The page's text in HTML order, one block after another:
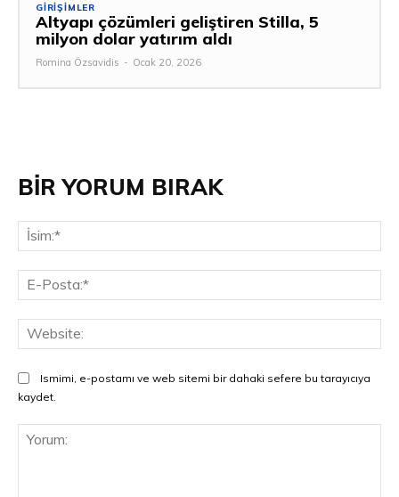
GIRIŞIMLER
Altyapı çözümleri geliştiren Stilla, 5
milyon dolar yatırım aldı
Romina Özsavidis - Ocak 20, 2026
BİR YORUM BIRAK
Ismimi, e-postamı ve web sitemi bir dahaki sefere bu tarayıcıya
kaydet.